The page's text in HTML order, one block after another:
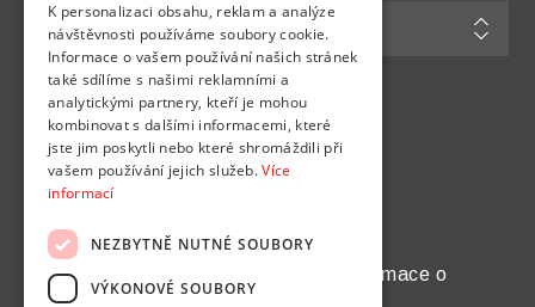
Můj účet
Najdete nás na
Chcete pravidelně dostávat informace o
novinkách a akcích?
K personalizaci obsahu, reklam a analýze
návštěvnosti používáme soubory cookie.
Informace o vašem používání našich stránek
také sdílíme s našimi reklamními a
analytickými partnery, kteří je mohou
kombinovat s dalšími informacemi, které
jste jim poskytli nebo které shromáždili při
vašem používání jejich služeb.Více
informací
NEZBYTNĚ NUTNÉ SOUBORY
VÝKONOVÉ SOUBORY